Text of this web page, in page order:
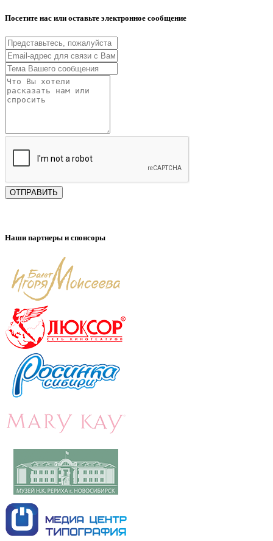
Посетите нас или оставьте электронное сообщение
ОТПРАВИТЬ
Наши партнеры и спонсоры